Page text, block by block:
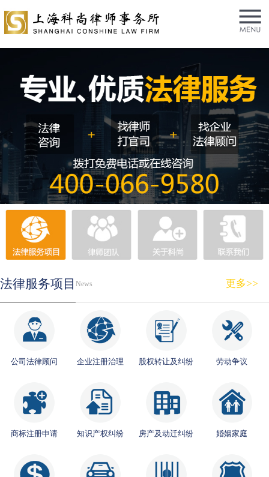
法律服务项目 News 更多>>
公司法律顾问 企业注册治理 股权转让及纠纷 劳动争议
商标注册申请 知识产权纠纷 房产及动迁纠纷 婚姻家庭